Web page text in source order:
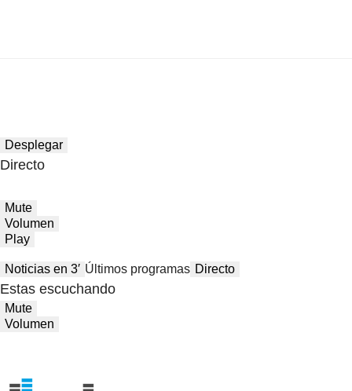
Desplegar
Directo
Mute
Volumen
Play
Noticias en 3′ Últimos programas Directo
Estas escuchando
Mute
Volumen